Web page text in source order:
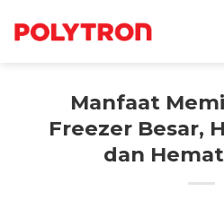
Manfaat
Freezer Besar,
dan